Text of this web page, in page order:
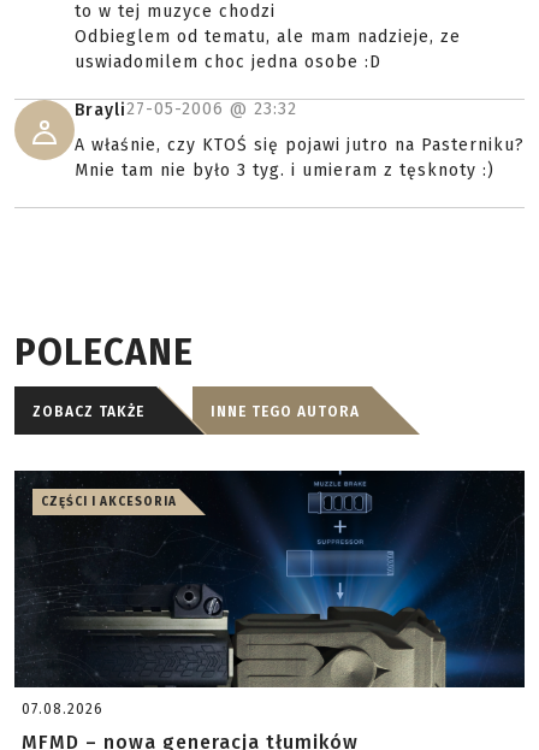
to w tej muzyce chodzi
Odbieglem od tematu, ale mam nadzieje, ze
uswiadomilem choc jedna osobe :D
Brayli27-05-2006 @ 23:32
A właśnie, czy KTOŚ się pojawi jutro na Pasterniku?
Mnie tam nie było 3 tyg. i umieram z tęsknoty :)
POLECANE
ZOBACZ TAKŻE INNE TEGO AUTORA
CZĘŚCI I AKCESORIA
07.08.2026
MFMD – nowa generacja tłumików